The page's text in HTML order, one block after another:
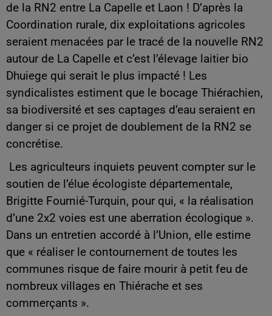
de la RN2 entre La Capelle et Laon ! D’après la
Coordination rurale, dix exploitations agricoles
seraient menacées par le tracé de la nouvelle RN2
autour de La Capelle et c’est l’élevage laitier bio
Dhuiege qui serait le plus impacté ! Les
syndicalistes estiment que le bocage Thiérachien,
sa biodiversité et ses captages d’eau seraient en
danger si ce projet de doublement de la RN2 se
concrétise.
Les agriculteurs inquiets peuvent compter sur le
soutien de l’élue écologiste départementale,
Brigitte Fournié-Turquin, pour qui, « la réalisation
d’une 2x2 voies est une aberration écologique ».
Dans un entretien accordé à l’Union, elle estime
que « réaliser le contournement de toutes les
communes risque de faire mourir à petit feu de
nombreux villages en Thiérache et ses
commerçants ».